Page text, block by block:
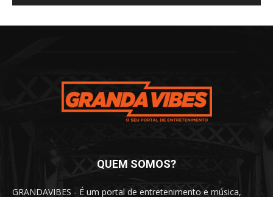
QUEM SOMOS?
GRANDAVIBES - É um portal de entretenimento e música,